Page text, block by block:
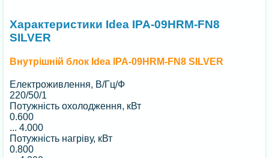
Характеристики Idea IPA-09HRM-FN8
SILVER
Внутрішній блок Idea IPA-09HRM-FN8 SILVER
Електроживлення, В/Гц/Ф
220/50/1
Потужність охолодження, кВт
0.600
...4.000
Потужність нагріву, кВт
0.800